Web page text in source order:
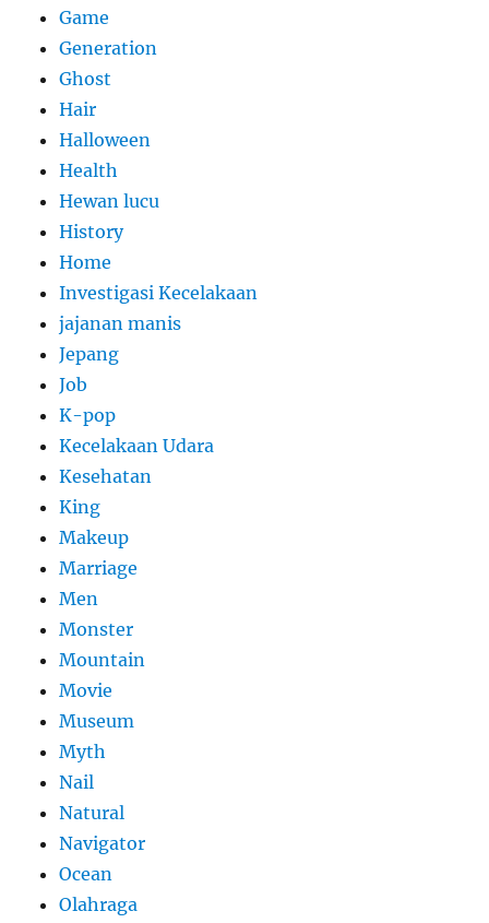
Game
Generation
Ghost
Hair
Halloween
Health
Hewan lucu
History
Home
Investigasi Kecelakaan
jajanan manis
Jepang
Job
K-pop
Kecelakaan Udara
Kesehatan
King
Makeup
Marriage
Men
Monster
Mountain
Movie
Museum
Myth
Nail
Natural
Navigator
Ocean
Olahraga